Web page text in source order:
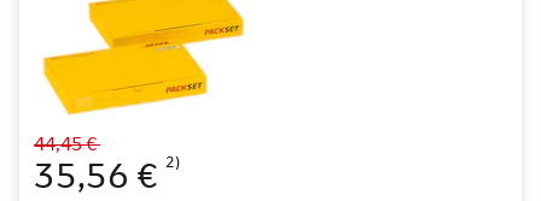
44,45 €
35,56 € 2)